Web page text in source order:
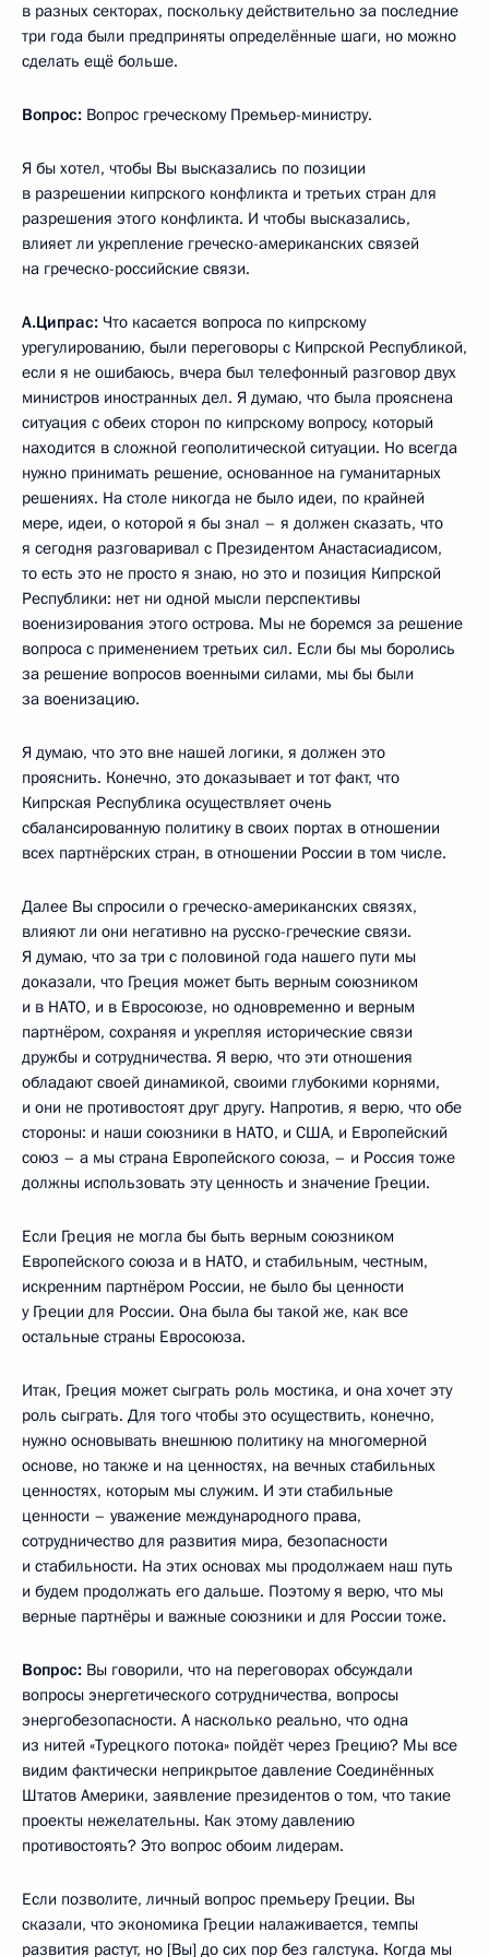
в разных секторах, поскольку действительно за последние
три года были предприняты определённые шаги, но можно
сделать ещё больше.
Вопрос: Вопрос греческому Премьер-министру.
Я бы хотел, чтобы Вы высказались по позиции
в разрешении кипрского конфликта и третьих стран для
разрешения этого конфликта. И чтобы высказались,
влияет ли укрепление греческо-американских связей
на греческо-российские связи.
А.Ципрас: Что касается вопроса по кипрскому
урегулированию, были переговоры с Кипрской Республикой,
если я не ошибаюсь, вчера был телефонный разговор двух
министров иностранных дел. Я думаю, что была прояснена
ситуация с обеих сторон по кипрскому вопросу, который
находится в сложной геополитической ситуации. Но всегда
нужно принимать решение, основанное на гуманитарных
решениях. На столе никогда не было идеи, по крайней
мере, идеи, о которой я бы знал – я должен сказать, что
я сегодня разговаривал с Президентом Анастасиадисом,
то есть это не просто я знаю, но это и позиция Кипрской
Республики: нет ни одной мысли перспективы
военизирования этого острова. Мы не боремся за решение
вопроса с применением третьих сил. Если бы мы боролись
за решение вопросов военными силами, мы бы были
за военизацию.
Я думаю, что это вне нашей логики, я должен это
прояснить. Конечно, это доказывает и тот факт, что
Кипрская Республика осуществляет очень
сбалансированную политику в своих портах в отношении
всех партнёрских стран, в отношении России в том числе.
Далее Вы спросили о греческо-американских связях,
влияют ли они негативно на русско-греческие связи.
Я думаю, что за три с половиной года нашего пути мы
доказали, что Греция может быть верным союзником
и в НАТО, и в Евросоюзе, но одновременно и верным
партнёром, сохраняя и укрепляя исторические связи
дружбы и сотрудничества. Я верю, что эти отношения
обладают своей динамикой, своими глубокими корнями,
и они не противостоят друг другу. Напротив, я верю, что обе
стороны: и наши союзники в НАТО, и США, и Европейский
союз – а мы страна Европейского союза, – и Россия тоже
должны использовать эту ценность и значение Греции.
Если Греция не могла бы быть верным союзником
Европейского союза и в НАТО, и стабильным, честным,
искренним партнёром России, не было бы ценности
у Греции для России. Она была бы такой же, как все
остальные страны Евросоюза.
Итак, Греция может сыграть роль мостика, и она хочет эту
роль сыграть. Для того чтобы это осуществить, конечно,
нужно основывать внешнюю политику на многомерной
основе, но также и на ценностях, на вечных стабильных
ценностях, которым мы служим. И эти стабильные
ценности – уважение международного права,
сотрудничество для развития мира, безопасности
и стабильности. На этих основах мы продолжаем наш путь
и будем продолжать его дальше. Поэтому я верю, что мы
верные партнёры и важные союзники и для России тоже.
Вопрос: Вы говорили, что на переговорах обсуждали
вопросы энергетического сотрудничества, вопросы
энергобезопасности. А насколько реально, что одна
из нитей «Турецкого потока» пойдёт через Грецию? Мы все
видим фактически неприкрытое давление Соединённых
Штатов Америки, заявление президентов о том, что такие
проекты нежелательны. Как этому давлению
противостоять? Это вопрос обоим лидерам.
Если позволите, личный вопрос премьеру Греции. Вы
сказали, что экономика Греции налаживается, темпы
развития растут, но [Вы] до сих пор без галстука. Когда мы